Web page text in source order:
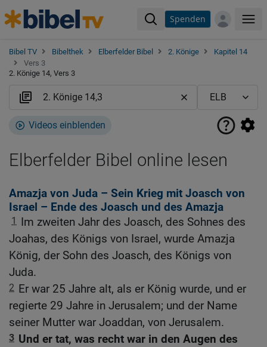
Spenden
Bibel TV Bibelthek Elberfelder Bibel 2. Könige
Kapitel 14
Vers 3
2. Könige 14, Vers 3
Videos einblenden
Elberfelder Bibel online lesen
Amazja von Juda – Sein Krieg mit Joasch von
Israel – Ende des Joasch und des Amazja
1
Im zweiten Jahr des Joasch, des Sohnes des
Joahas, des Königs von Israel, wurde Amazja
König, der Sohn des Joasch, des Königs von
Juda.
2 Er war 25 Jahre alt, als er König wurde, und er
regierte 29 Jahre in Jerusalem; und der Name
seiner Mutter war Joaddan, von Jerusalem.
3 Und er tat, was recht war in den Augen des